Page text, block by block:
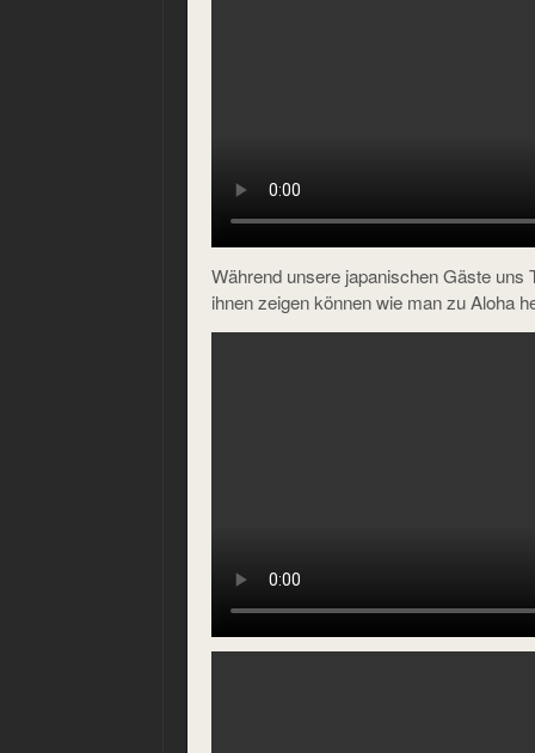
Während unsere japanischen Gäste uns
ihnen zeigen können wie man zu Aloha